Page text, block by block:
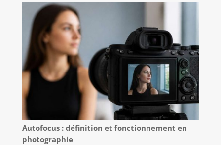
Autofocus : définition et fonctionnement en
photographie